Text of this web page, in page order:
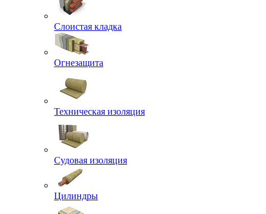
Слоистая кладка
Огнезащита
Техническая изоляция
Судовая изоляция
Цилиндры